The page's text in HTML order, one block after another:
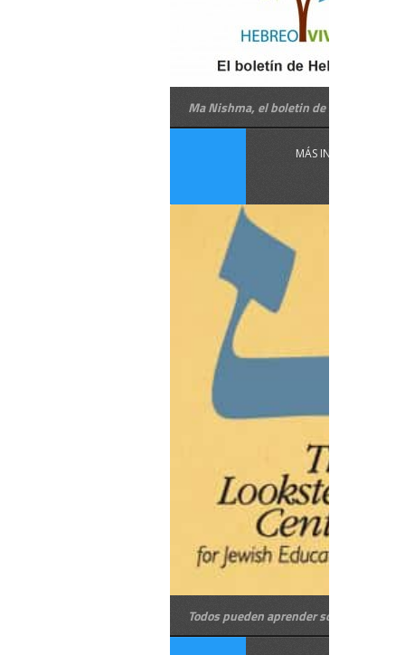
Ma Nishma, el boletin de Hebreo Vivo
MÁS INFORMACIÓN
Todos pueden aprender sobre judaísmo